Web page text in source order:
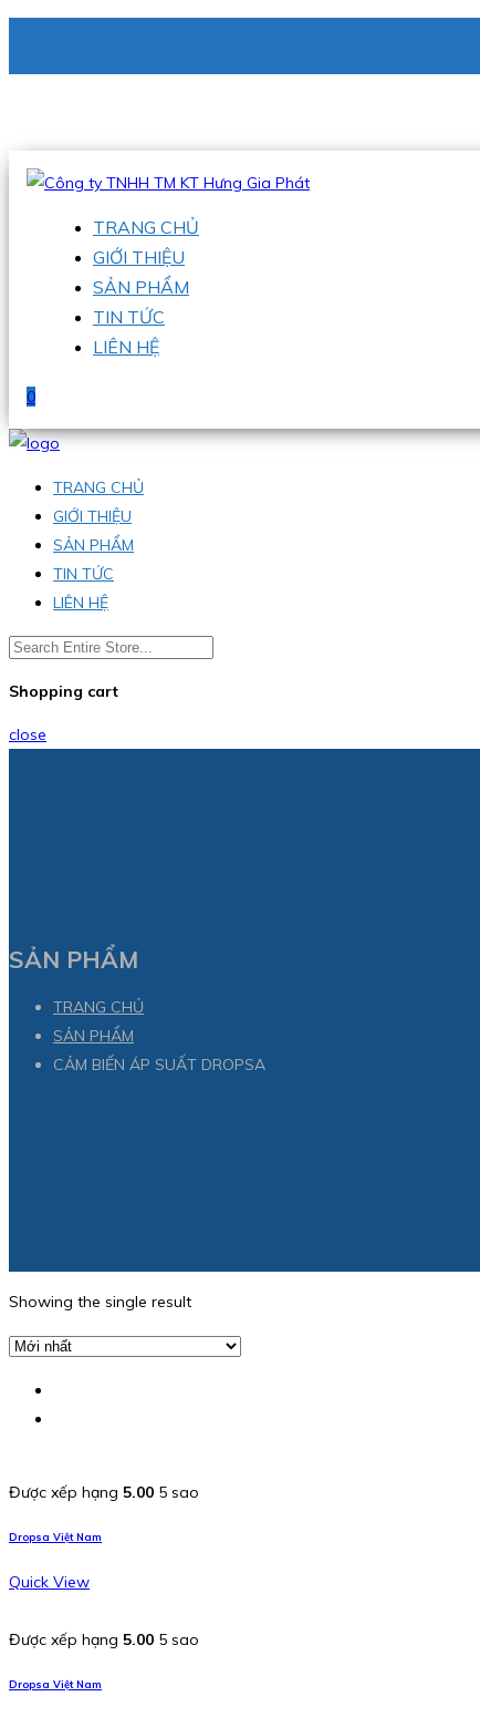
Hotline:0938 336 079
TRANG CHỦ
GIỚI THIỆU
SẢN PHẨM
TIN TỨC
LIÊN HỆ
0
TRANG CHỦ
GIỚI THIỆU
SẢN PHẨM
TIN TỨC
LIÊN HỆ
Shopping cart
close
SẢN PHẨM
TRANG CHỦ
SẢN PHẨM
CẢM BIẾN ÁP SUẤT DROPSA
Showing the single result
Được xếp hạng 5.00 5 sao
Dropsa Việt Nam
Quick View
Được xếp hạng 5.00 5 sao
Dropsa Việt Nam